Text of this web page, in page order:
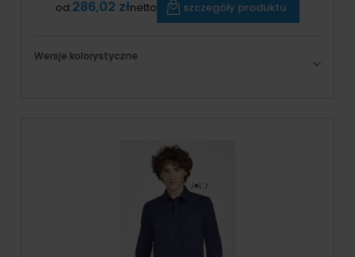
od:286,02 złnetto szczegóły produktu
Wersje kolorystyczne